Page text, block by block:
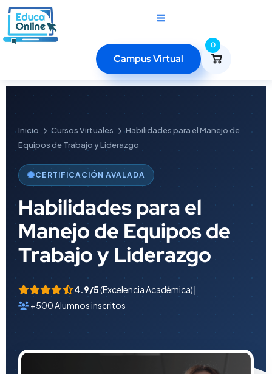
Campus Virtual
0
Inicio Cursos Virtuales
Habilidades para el Manejo de
Equipos de Trabajo y Liderazgo
CERTIFICACIÓN AVALADA
Habilidades para el
Manejo de Equipos de
Trabajo y Liderazgo
4.9/5(Excelencia Académica)|
+500 Alumnos inscritos